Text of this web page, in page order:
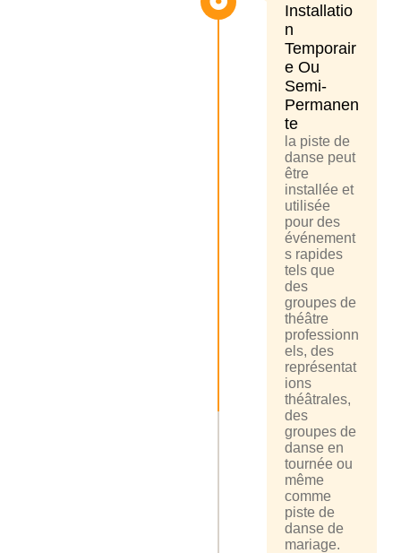
Installatio
N
Temporair
E Ou
Semi-
Permanen
Te
la piste de
danse peut
être
installée et
utilisée
pour des
événement
s rapides
tels que
des
groupes de
théâtre
professionn
els, des
représentat
ions
théâtrales,
des
groupes de
danse en
tournée ou
même
comme
piste de
danse de
mariage.